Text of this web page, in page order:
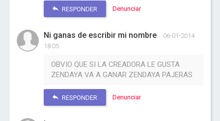
RESPONDER Denunciar
Ni ganas de escribir mi nombre
06-01-2014
18:05
OBVIO QUE SI LA CREADORA LE GUSTA
ZENDAYA VA A GANAR ZENDAYA PAJERAS
RESPONDER Denunciar